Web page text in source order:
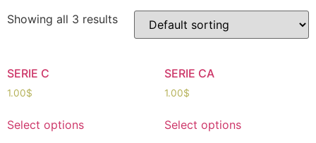
Showing all 3 results
SERIE C
1.00$
Select options
SERIE CA
1.00$
Select options